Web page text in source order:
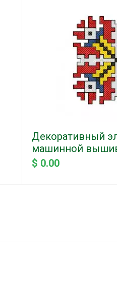
Декоративный
машинной
$ 0.00